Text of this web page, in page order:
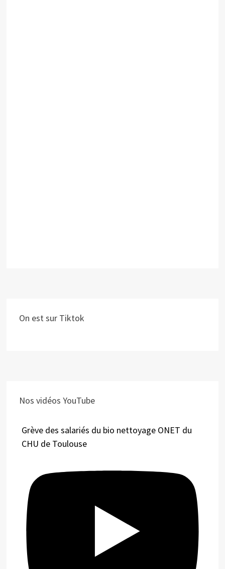
On est sur Tiktok
Nos vidéos YouTube
Grève des salariés du bio nettoyage ONET du
CHU de Toulouse